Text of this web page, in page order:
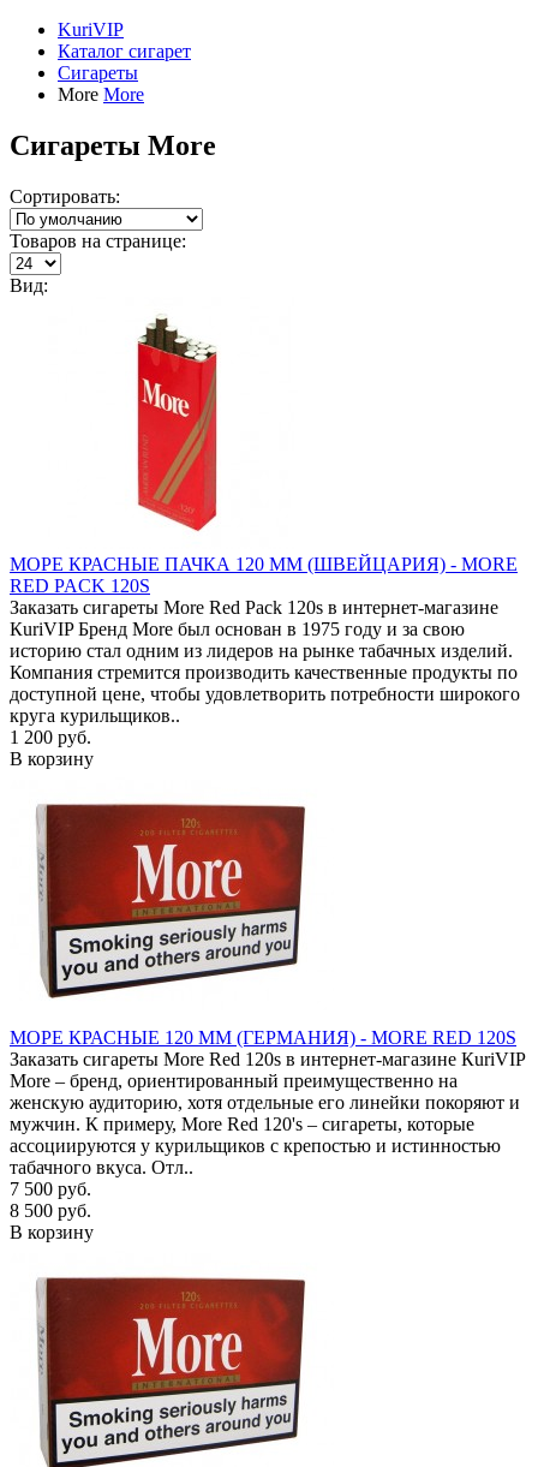
KuriVIP
Каталог сигарет
Сигареты
More More
Сигареты More
Сортировать:
Товаров на странице:
Вид:
МОРЕ КРАСНЫЕ ПАЧКА 120 ММ (ШВЕЙЦАРИЯ) - MORE
RED PACK 120S
Заказать сигареты More Red Pack 120s в интернет-магазине
КuriVIP Бренд More был основан в 1975 году и за свою
историю стал одним из лидеров на рынке табачных изделий.
Компания стремится производить качественные продукты по
доступной цене, чтобы удовлетворить потребности широкого
круга курильщиков..
1 200 руб.
В корзину
МОРЕ КРАСНЫЕ 120 ММ (ГЕРМАНИЯ) - MORE RED 120S
Заказать сигареты More Red 120s в интернет-магазине КuriVIP
More – бренд, ориентированный преимущественно на
женскую аудиторию, хотя отдельные его линейки покоряют и
мужчин. К примеру, More Red 120's – сигареты, которые
ассоциируются у курильщиков с крепостью и истинностью
табачного вкуса. Отл..
7 500 руб.
8 500 руб.
В корзину